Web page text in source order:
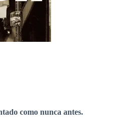
como nunca antes.